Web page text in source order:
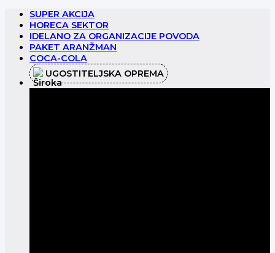
Preskoči
sadržaj
SUPER AKCIJA
HORECA SEKTOR
IDELANO ZA ORGANIZACIJE POVODA
PAKET ARANŽMAN
COCA-COLA
UGOSTITELJSKA OPREMA